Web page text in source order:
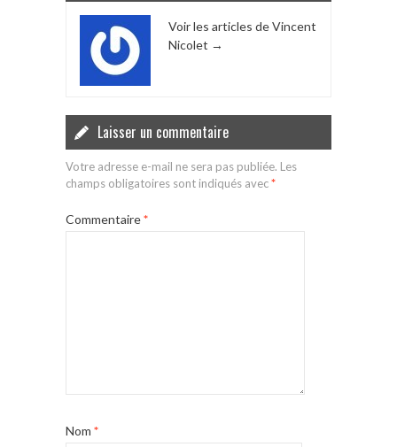
Voir les articles de Vincent
Nicolet →
Laisser un commentaire
Votre adresse e-mail ne sera pas publiée. Les
champs obligatoires sont indiqués avec*
Commentaire*
Nom *